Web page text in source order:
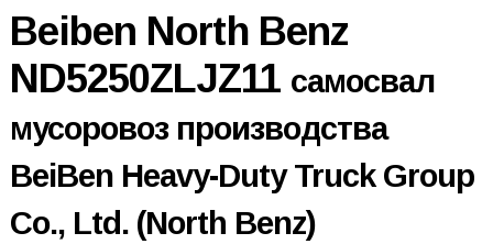
Beiben North Benz
ND5250ZLJZ11 самосвал
мусоровоз производства
BeiBen Heavy-Duty Truck Group
Co., Ltd. (North Benz)